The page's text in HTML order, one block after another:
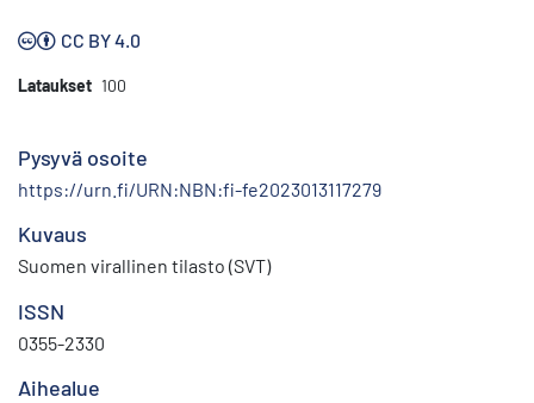
CC BY 4.0
Lataukset 100
Pysyvä osoite
https://urn.fi/URN:NBN:fi-fe2023013117279
Kuvaus
Suomen virallinen tilasto (SVT)
ISSN
0355-2330
Aihealue